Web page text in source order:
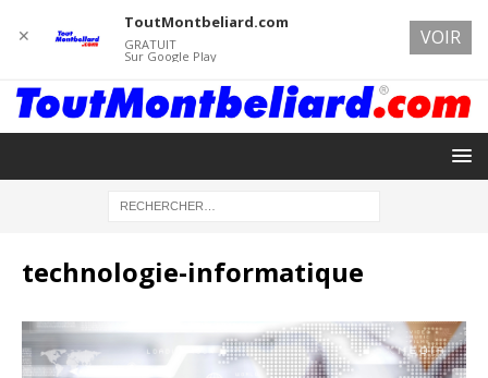
technologie-informatique
✕
ToutMontbeliard.com
GRATUIT
Sur Google Play
VOIR